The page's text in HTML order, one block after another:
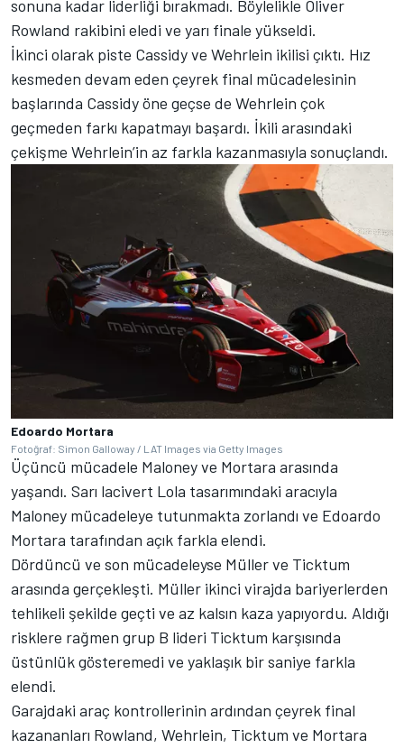
sonuna kadar liderliği bırakmadı. Böylelikle Oliver
Rowland rakibini eledi ve yarı finale yükseldi.
İkinci olarak piste Cassidy ve Wehrlein ikilisi çıktı. Hız
kesmeden devam eden çeyrek final mücadelesinin
başlarında Cassidy öne geçse de Wehrlein çok
geçmeden farkı kapatmayı başardı. İkili arasındaki
çekişme Wehrlein’in az farkla kazanmasıyla sonuçlandı.
Edoardo Mortara
Fotoğraf: Simon Galloway / LAT Images via Getty Images
Üçüncü mücadele Maloney ve Mortara arasında
yaşandı. Sarı lacivert Lola tasarımındaki aracıyla
Maloney mücadeleye tutunmakta zorlandı ve Edoardo
Mortara tarafından açık farkla elendi.
Dördüncü ve son mücadeleyse Müller ve Ticktum
arasında gerçekleşti. Müller ikinci virajda bariyerlerden
tehlikeli şekilde geçti ve az kalsın kaza yapıyordu. Aldığı
risklere rağmen grup B lideri Ticktum karşısında
üstünlük gösteremedi ve yaklaşık bir saniye farkla
elendi.
Garajdaki araç kontrollerinin ardından çeyrek final
kazananları Rowland, Wehrlein, Ticktum ve Mortara